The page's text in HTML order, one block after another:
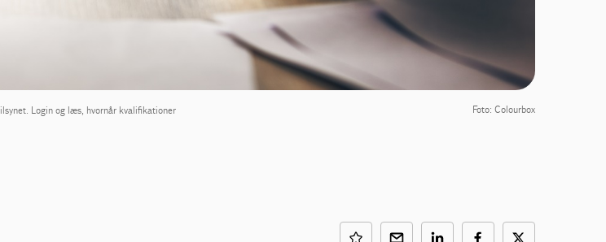
Login og læs, hvornår kvalifikationer
Foto: Colourbox